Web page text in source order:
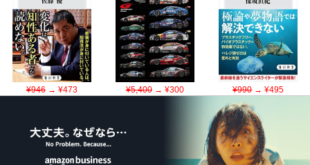
¥946→ ¥473 ¥5,400→ ¥300 ¥990→ ¥495